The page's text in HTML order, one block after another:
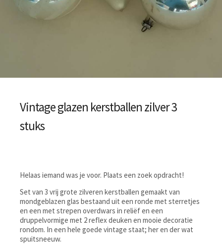
Vintage glazen kerstballen zilver 3
stuks
Helaas iemand was je voor. Plaats een zoek opdracht!
Set van 3 vrij grote zilveren kerstballen gemaakt van
mondgeblazen glas bestaand uit een ronde met sterretjes
en een met strepen overdwars in reliëf en een
druppelvormige met 2 reflex deuken en mooie decoratie
rondom. In een hele goede vintage staat; her en der wat
spuitsneeuw.